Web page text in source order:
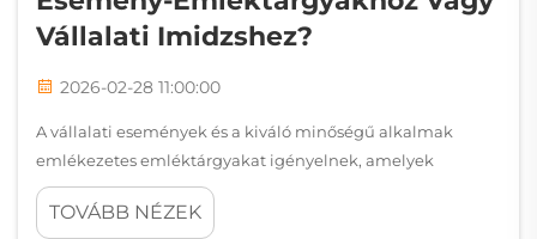
Vállalati Imidzshez?
2026-02-28 11:00:00
A vállalati események és a kiváló minőségű alkalmak
emlékezetes emléktárgyakat igényelnek, amelyek
tükrözik a márkaminőséget, és tartós értéket nyújtanak a
kedvezményezetteknek. A hagyományos promóciós
TOVÁBB NÉZEK